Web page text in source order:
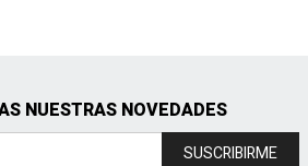
NUESTRAS NOVEDADES
SUSCRIBIRME